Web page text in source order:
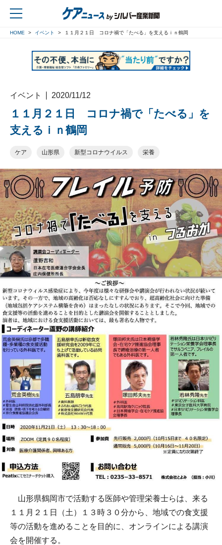
HOME イベント １１月２１日 コロナ禍で「たべる」を支えるｉｎ鶴岡
イベント 2020/11/12
１１月２１日 コロナ禍で「たべる」を
支えるｉｎ鶴岡
ケア 山形県 新型コロナウイルス 栄養
山形県鶴岡市で活動する医師や管理栄養士らは、来る
１１月２１日（土）１３時３０分から、地域での食支援
等の活動を進めることを目的に、オンラインによる講演
会を開催する。